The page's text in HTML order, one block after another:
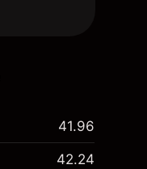
41.96
42.24